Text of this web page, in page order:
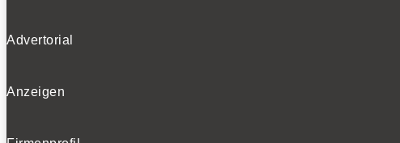
Advertorial
Anzeigen